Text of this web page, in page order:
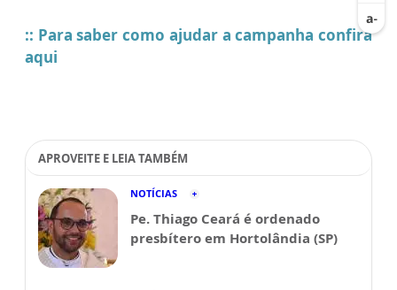
:: Para saber como ajudar a campanha confira
aqui
APROVEITE E LEIA TAMBÉM
NOTÍCIAS
Pe. Thiago Ceará é ordenado
presbítero em Hortolândia (SP)